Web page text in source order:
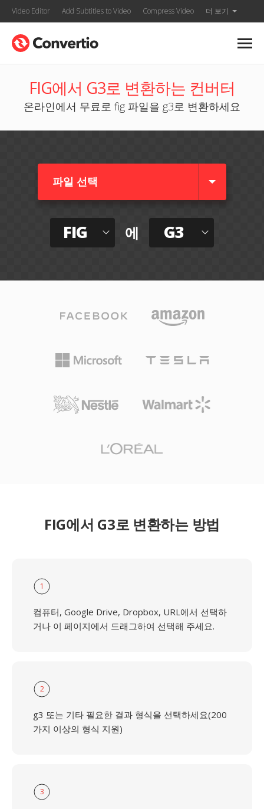
Video Editor Add Subtitles to Video Compress Video 더 보기
FIG에서 G3로 변환하는 컨버터
온라인에서 무료로 fig 파일을 g3로 변환하세요
파일 선택
FIG 에 G3
FIG에서 G3로 변환하는 방법
1
컴퓨터, Google Drive, Dropbox, URL에서 선택하
거나 이 페이지에서 드래그하여 선택해 주세요.
2
g3 또는 기타 필요한 결과 형식을 선택하세요(200
가지 이상의 형식 지원)
3